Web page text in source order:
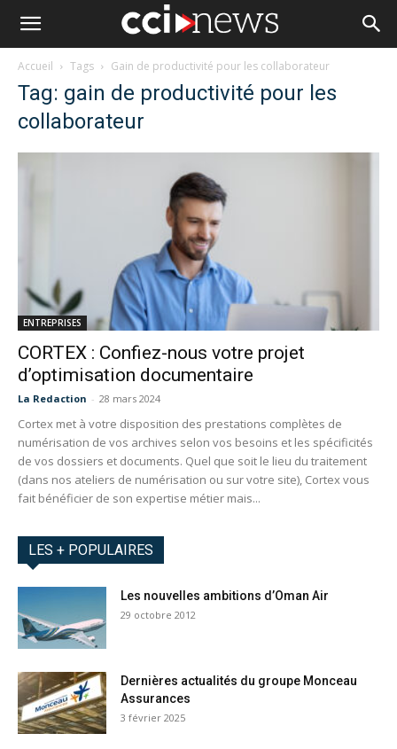
Accueil Tags Gain de productivité pour les collaborateur
Tag: gain de productivité pour les
collaborateur
ENTREPRISES
CORTEX : Confiez-nous votre projet
d’optimisation documentaire
La Redaction - 28 mars 2024
Cortex met à votre disposition des prestations complètes de
numérisation de vos archives selon vos besoins et les spécificités
de vos dossiers et documents. Quel que soit le lieu du traitement
(dans nos ateliers de numérisation ou sur votre site), Cortex vous
fait bénéficier de son expertise métier mais...
LES + POPULAIRES
Les nouvelles ambitions d’Oman Air
29 octobre 2012
Dernières actualités du groupe Monceau
Assurances
3 février 2025